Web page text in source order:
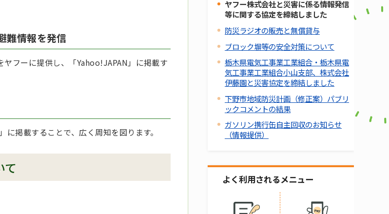
難情報を発信
フーに提供し、「Yahoo!JAPAN」に掲載す
掲載することで、広く周知を図ります。
て
ヤフー株式会社と災害に係る情報発信
等に関する協定を締結しました
防災ラジオの販売と無償貸与
ブロック塀等の安全対策について
栃木県電気工事業工業組合・栃木県電
気工事業工業組合小山支部、株式会社
伊藤園と災害協定を締結しました
下野市地域防災計画（修正案）パブリ
ックコメントの結果
ガソリン携行缶自主回収のお知らせ
（情報提供）
よく利用されるメニュー